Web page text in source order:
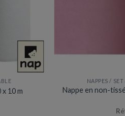
10 m
NAPPES /
Nappe en non-